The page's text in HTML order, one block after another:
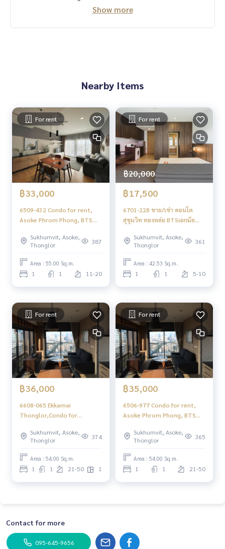
Show more
Nearby Items
For rent
฿33,000
6509-432 Condo for rent,
Asoke Phrom Phong, BTS
Ekamai, 1 bedroom.
Sukhumvit, Asoke,
Thonglor
387
Area : 55.00 Sq.m.
1 1 11-20
For rent
฿20,000
฿17,500
6701-228 ขาย/เช่า คอนโด
สุขุมวิท ทองหล่อ BTSเอกมัย
Sukhumvit, Asoke,
Thonglor
361
Area : 42.53 Sq.m.
1 1 5-10
For rent
฿36,000
6608-065 Ekkamai
Thonglor,Condo for
REVEAL,Fully furnished,Nice
decoration.
Sukhumvit, Asoke,
Thonglor
374
Area : 54.00 Sq.m.
1 1 21-50 1
For rent
฿35,000
6506-977 Condo for rent,
Asoke Phrom Phong, BTS
Ekamai, 1 bedroom, high
floor.
Sukhumvit, Asoke,
Thonglor
365
Area : 54.00 Sq.m.
1 1 21-50
Contact for more
095-645-9656